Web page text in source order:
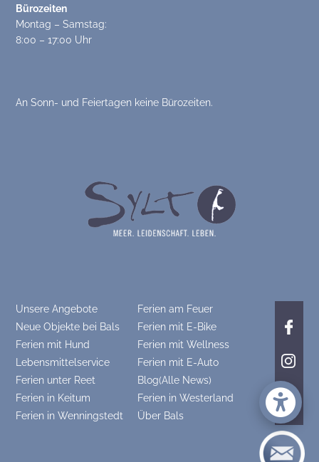
Bürozeiten
Montag – Samstag:
8:00 – 17:00 Uhr
An Sonn- und Feiertagen keine Bürozeiten.
Unsere Angebote
Ferien am Feuer
Neue Objekte bei Bals
Ferien mit E-Bike
Ferien mit Hund
Ferien mit Wellness
Lebensmittelservice
Ferien mit E-Auto
Ferien unter Reet
Blog(Alle News)
Ferien in Keitum
Ferien in Westerland
Ferien in Wenningstedt
Über Bals